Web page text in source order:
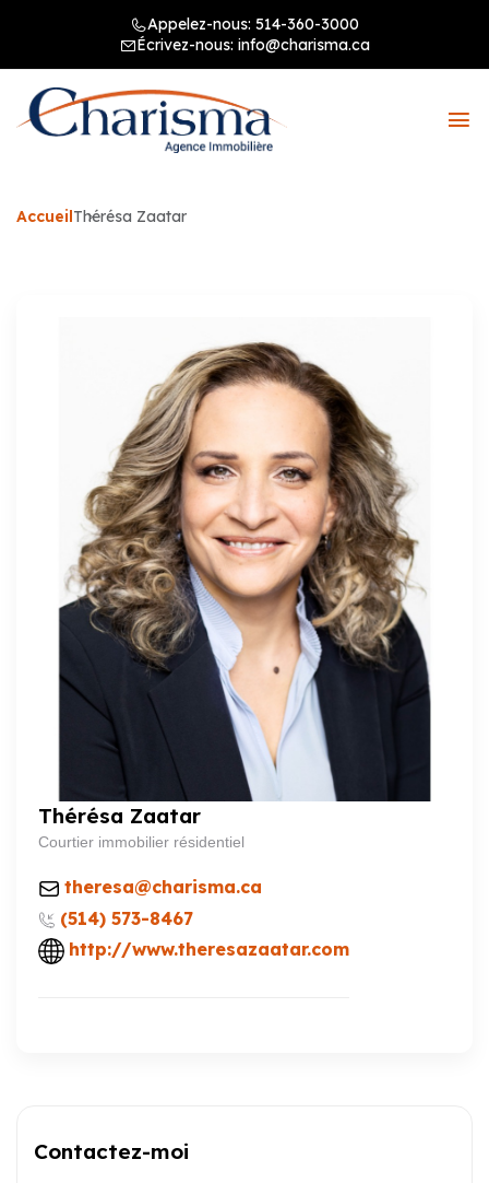
Appelez-nous: 514-360-3000
Écrivez-nous: info@charisma.ca
AccueilThérésa Zaatar
Thérésa Zaatar
Courtier immobilier résidentiel
theresa@charisma.ca
(514) 573-8467
http://www.theresazaatar.com
Contactez-moi